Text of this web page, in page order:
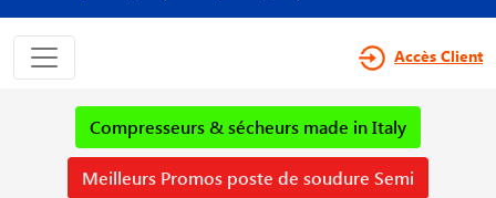
Accès Client
Compresseurs & sécheurs made in Italy
Meilleurs Promos poste de soudure Semi